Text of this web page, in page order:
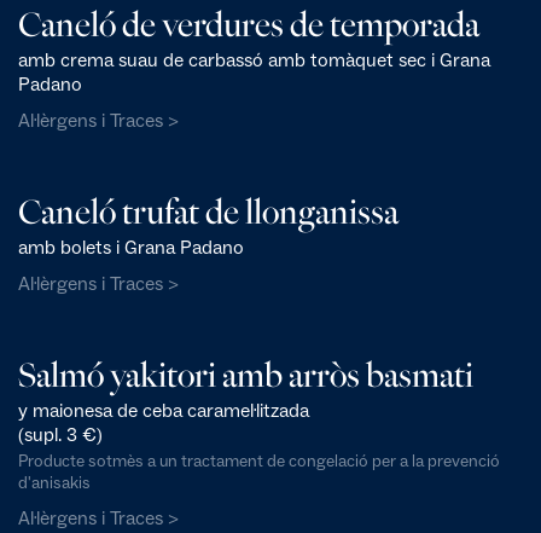
Caneló de verdures de temporada
amb crema suau de carbassó amb tomàquet sec i Grana
Padano
Al·lèrgens i Traces >
Caneló trufat de llonganissa
amb bolets i Grana Padano
Al·lèrgens i Traces >
Salmó yakitori amb arròs basmati
y maionesa de ceba caramel·litzada
(supl. 3 €)
Producte sotmès a un tractament de congelació per a la prevenció
d'anisakis
Al·lèrgens i Traces >